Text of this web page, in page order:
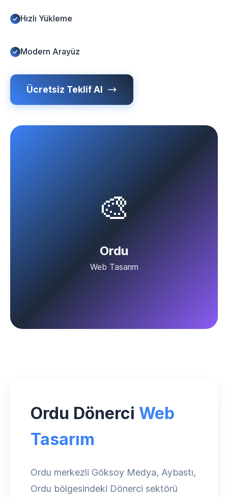
Hızlı Yükleme
Modern Arayüz
Ücretsiz Teklif Al
🎨
Ordu
Web Tasarım
Ordu Dönerci Web
Tasarım
Ordu merkezli Göksoy Medya, Aybastı,
Ordu bölgesindeki Dönerci sektörü